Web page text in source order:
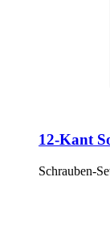
12-Kant
Schrauben-